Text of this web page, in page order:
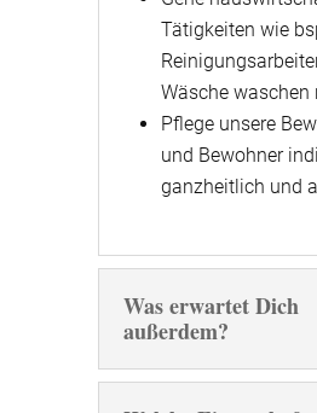
Tätigkeiten wie
Wäsche waschen
Pflege unsere
und Bewohner
ganzheitlich und
Was erwartet Dich
außerdem?